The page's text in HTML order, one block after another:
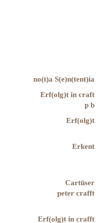
no(t)a S(e)n(tent)ia
Erf(olg)t in craft
p b
Erf(olg)t
Erkent
Cartūser
peter crafft
Erf(olg)t in crafft